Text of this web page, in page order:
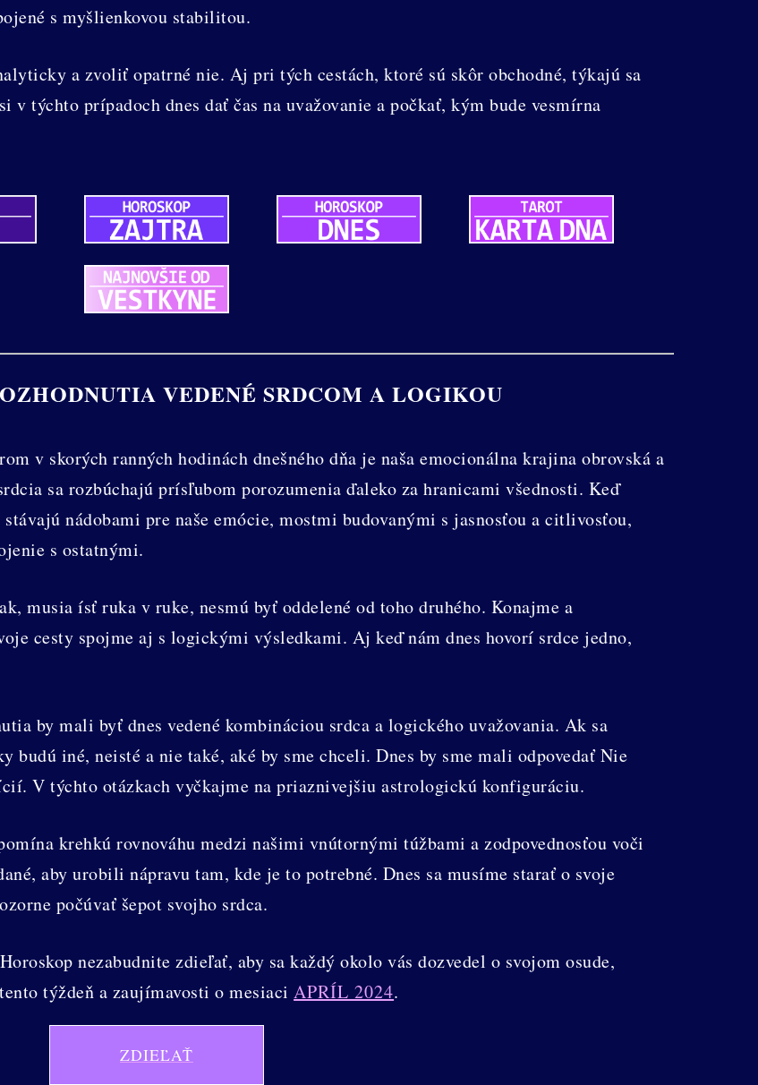
s myšlienkovou stabilitou.
a zvoliť opatrné nie. Aj pri tých cestách, ktoré sú skôr obchodné, týkajú sa
týchto prípadoch dnes dať čas na uvažovanie a počkať, kým bude vesmírna
VEDENÉ SRDCOM A LOGIKOU
v skorých ranných hodinách dnešného dňa je naša emocionálna krajina obrovská a
sa rozbúchajú prísľubom porozumenia ďaleko za hranicami všednosti. Keď
nádobami pre naše emócie, mostmi budovanými s jasnosťou a citlivosťou,
s ostatnými.
musia ísť ruka v ruke, nesmú byť oddelené od toho druhého. Konajme a
cesty spojme aj s logickými výsledkami. Aj keď nám dnes hovorí srdce jedno,
by mali byť dnes vedené kombináciou srdca a logického uvažovania. Ak sa
budú iné, neisté a nie také, aké by sme chceli. Dnes by sme mali odpovedať Nie
V týchto otázkach vyčkajme na priaznivejšiu astrologickú konfiguráciu.
krehkú rovnováhu medzi našimi vnútornými túžbami a zodpovednosťou voči
aby urobili nápravu tam, kde je to potrebné. Dnes sa musíme starať o svoje
počúvať šepot svojho srdca.
nezabudnite zdieľať, aby sa každý okolo vás dozvedel o svojom osude,
týždeň a zaujímavosti o mesiaciAPRÍL 2024.
ZDIEĽAŤ